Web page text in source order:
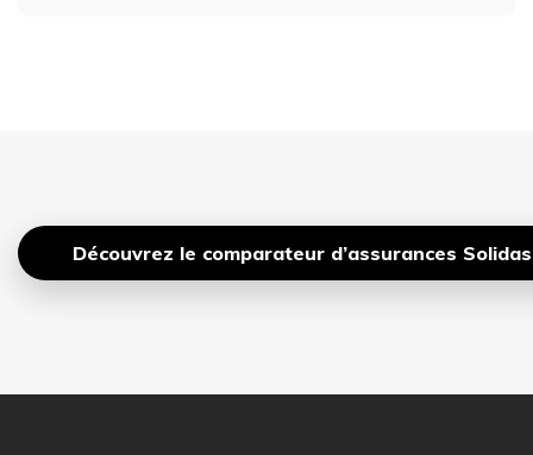
Découvrez le comparateur d’assurances Solidas